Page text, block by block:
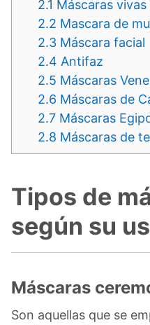
2.1 Máscaras vivas
2.2 Mascara de
2.3 Máscara facial
2.4 Antifaz
2.5 Máscaras
2.6 Máscaras de
2.7 Máscaras
2.8 Máscaras de
Tipos de
según su
Máscaras
Son aquellas que se